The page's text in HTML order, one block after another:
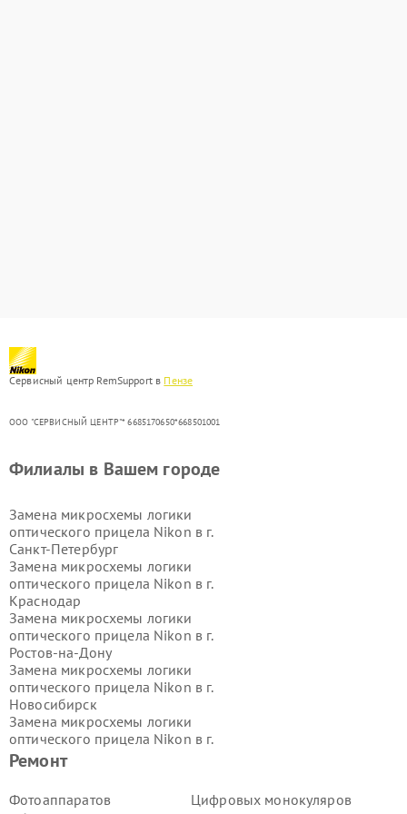
Сервисный центр RemSupport в Пензе
ООО "СЕРВИСНЫЙ ЦЕНТР"* 6685170650*668501001
Ремонт
Фотоаппаратов
Цифровых монокуляров
Филиалы в Вашем городе
Замена микросхемы логики
оптического прицела Nikon в г.
Санкт-Петербург
Замена микросхемы логики
оптического прицела Nikon в г.
Краснодар
Замена микросхемы логики
оптического прицела Nikon в г.
Ростов-на-Дону
Замена микросхемы логики
оптического прицела Nikon в г.
Новосибирск
Замена микросхемы логики
оптического прицела Nikon в г.
Екатеринбург
оптического прицела Nikon в г.
Казань